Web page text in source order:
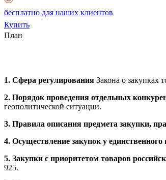
бесплатно для наших клиентов
Купить
План
1. Сфера регулирования Закона о закупках
2. Порядок проведения отдельных
геополитической ситуации.
3. Правила описания предмета закупки,
4. Осуществление закупок у
5. Закупки с приоритетом товаров
925.